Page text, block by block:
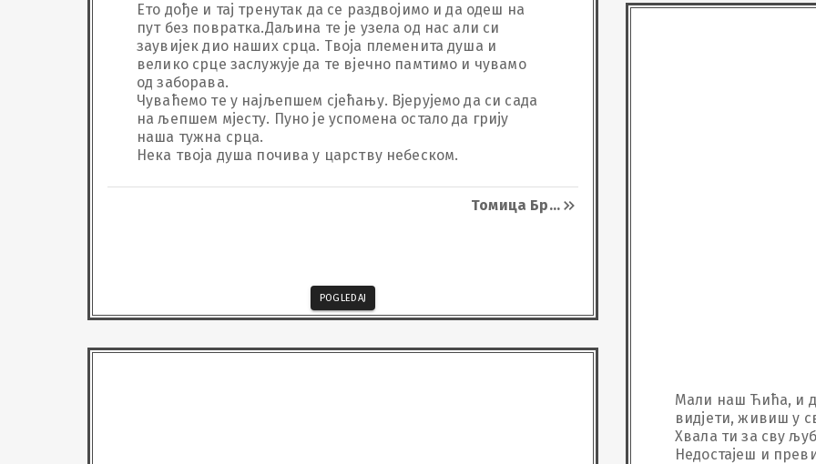
Ето дође и тај тренутак да се раздвојимо и да одеш на
пут без повратка.Даљина те је узела од нас али си
заувијек дио наших срца. Твоја племенита душа и
велико срце заслужује да те вјечно памтимо и чувамо
од заборава.
Чуваћемо те у најљепшем сјећању. Вјерујемо да си сада
на љепшем мјесту. Пуно је успомена остало да грију
наша тужна срца.
Нека твоја душа почива у царству небеском.
Томица Бр...
POGLEDAJ
Мали наш Ћића, и
видјети, живиш у
Хвала ти за сву
Недостајеш и